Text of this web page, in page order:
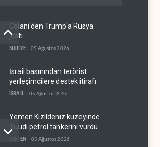
Colani'den Trump'a Rusya
jesti
SURİYE 05 Ağustos 2026
İsrail basınından terörist
yerleşimcilere destek itirafı
İSRAİL 05 Ağustos 2026
Yemen Kızıldeniz kuzeyinde
Suudi petrol tankerini vurdu
YEMEN 05 Ağustos 2026